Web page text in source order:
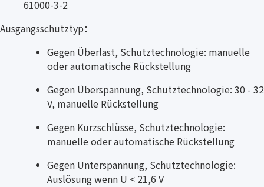
61000-3-2
Ausgangsschutztyp：
Gegen Überlast, Schutztechnologie: manuelle
oder automatische Rückstellung
Gegen Überspannung, Schutztechnologie: 30 - 32
V, manuelle Rückstellung
Gegen Kurzschlüsse, Schutztechnologie:
manuelle oder automatische Rückstellung
Gegen Unterspannung, Schutztechnologie:
Auslösung wenn U < 21,6 V